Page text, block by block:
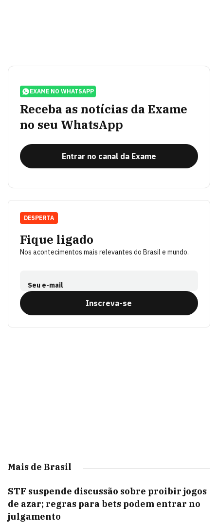
EXAME NO WHATSAPP
Receba as notícias da Exame
no seu WhatsApp
Entrar no canal da Exame
Fique ligado
Nos acontecimentos mais relevantes do Brasil e mundo.
Seu e-mail
Inscreva-se
DESPERTA
Mais de Brasil
STF suspende discussão sobre proibir jogos
de azar; regras para bets podem entrar no
julgamento